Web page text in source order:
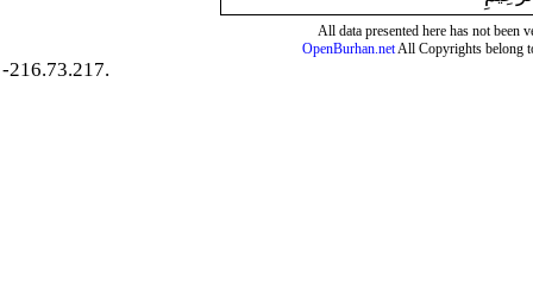
All data presented here has not been
OpenBurhan.netAll Copyrights belong
-216.73.217.